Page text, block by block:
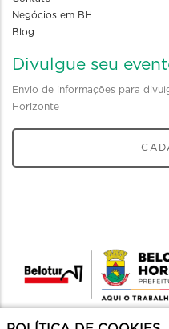
Negócios em BH
Blog
Divulgue seu
Envio de informações para
Horizonte